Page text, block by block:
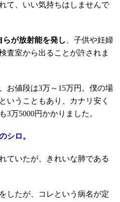
て、いい気持ちはしませんで
が放射能を発し
、子供や妊婦
査室から出ることが許されま
お値段は3万～15万円。僕の場
いうこともあり、カナリ安く
3万5000円かかりました。
シロ。
ていたが、きれいな肺である
したが、コレという病名が定